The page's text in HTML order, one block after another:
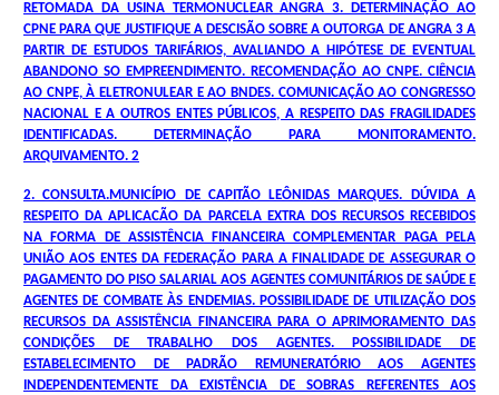
RETOMADA DA USINA TERMONUCLEAR ANGRA 3. DETERMINAÇÃO AO
CPNE PARA QUE JUSTIFIQUE A DESCISÃO SOBRE A OUTORGA DE ANGRA 3 A
PARTIR DE ESTUDOS TARIFÁRIOS, AVALIANDO A HIPÓTESE DE EVENTUAL
ABANDONO SO EMPREENDIMENTO. RECOMENDAÇÃO AO CNPE. CIÊNCIA
AO CNPE, À ELETRONULEAR E AO BNDES. COMUNICAÇÃO AO CONGRESSO
NACIONAL E A OUTROS ENTES PÚBLICOS, A RESPEITO DAS FRAGILIDADES
IDENTIFICADAS. DETERMINAÇÃO PARA MONITORAMENTO.
ARQUIVAMENTO. 2
2. CONSULTA.MUNICÍPIO DE CAPITÃO LEÔNIDAS MARQUES. DÚVIDA A
RESPEITO DA APLICACÃO DA PARCELA EXTRA DOS RECURSOS RECEBIDOS
NA FORMA DE ASSISTÊNCIA FINANCEIRA COMPLEMENTAR PAGA PELA
UNIÃO AOS ENTES DA FEDERAÇÃO PARA A FINALIDADE DE ASSEGURAR O
PAGAMENTO DO PISO SALARIAL AOS AGENTES COMUNITÁRIOS DE SAÚDE E
AGENTES DE COMBATE ÀS ENDEMIAS. POSSIBILIDADE DE UTILIZAÇÃO DOS
RECURSOS DA ASSISTÊNCIA FINANCEIRA PARA O APRIMORAMENTO DAS
CONDIÇÕES DE TRABALHO DOS AGENTES. POSSIBILIDADE DE
ESTABELECIMENTO DE PADRÃO REMUNERATÓRIO AOS AGENTES
INDEPENDENTEMENTE DA EXISTÊNCIA DE SOBRAS REFERENTES AOS